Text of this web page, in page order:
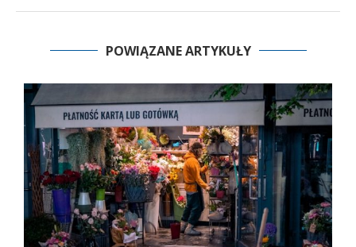
POWIĄZANE ARTYKUŁY